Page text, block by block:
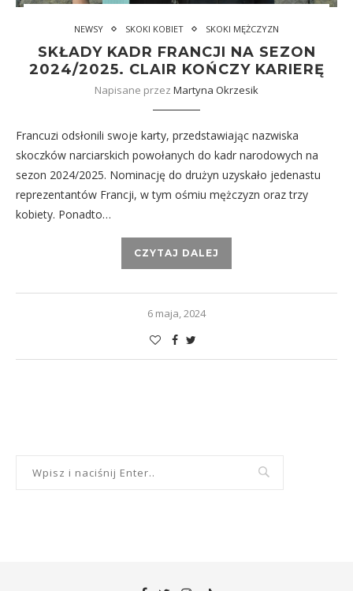
NEWSY SKOKI KOBIET SKOKI MĘŻCZYZN
SKŁADY KADR FRANCJI NA SEZON
2024/2025. CLAIR KOŃCZY KARIERĘ
Napisane przez Martyna Okrzesik
Francuzi odsłonili swoje karty, przedstawiając nazwiska
skoczków narciarskich powołanych do kadr narodowych na
sezon 2024/2025. Nominację do drużyn uzyskało jedenastu
reprezentantów Francji, w tym ośmiu mężczyzn oraz trzy
kobiety. Ponadto…
CZYTAJ DALEJ
6 maja, 2024